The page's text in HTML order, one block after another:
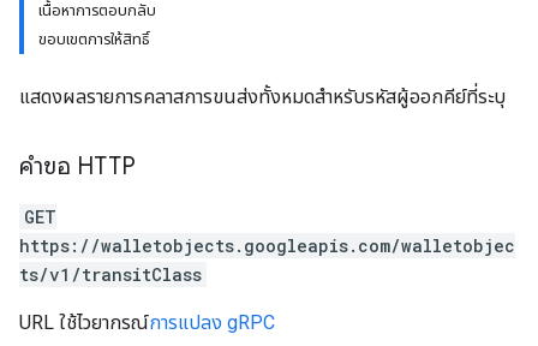
เนื้อหาการตอบกลับ
ขอบเขตการให้สิทธิ์
แสดงผลรายการคลาสการขนส่งทั้งหมดสำหรับรหัสผู้ออกคีย์ที่ระบุ
คำขอ HTTP
GET
https://walletobjects.googleapis.com/walletobjec
ts/v1/transitClass
URL ใช้ไวยากรณ์การแปลง gRPC